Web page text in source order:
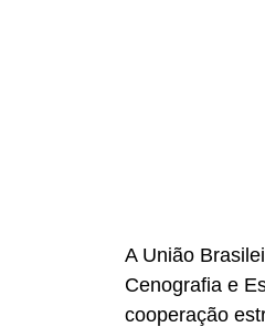
A União
Cenografia e
cooperação